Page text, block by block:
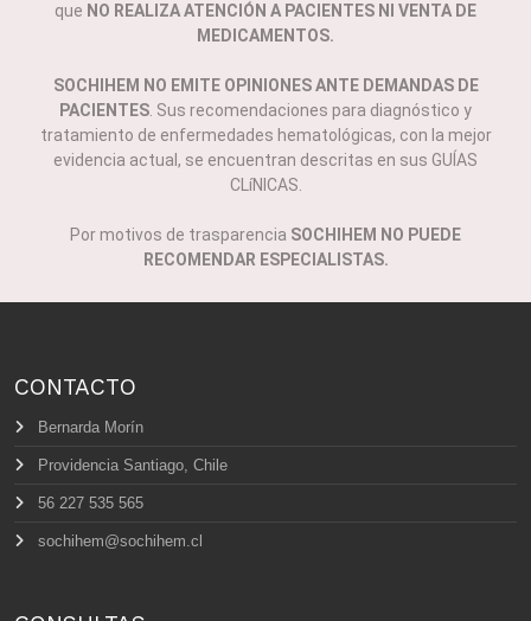
que NO REALIZA ATENCIÓN A PACIENTES NI VENTA DE
MEDICAMENTOS.
SOCHIHEM NO EMITE OPINIONES ANTE DEMANDAS DE
PACIENTES. Sus recomendaciones para diagnóstico y
tratamiento de enfermedades hematológicas, con la mejor
evidencia actual, se encuentran descritas en sus GUÍAS
CLíNICAS.
Por motivos de trasparencia SOCHIHEM NO PUEDE
RECOMENDAR ESPECIALISTAS.
CONTACTO
Bernarda Morín
Providencia Santiago, Chile
56 227 535 565
sochihem@sochihem.cl